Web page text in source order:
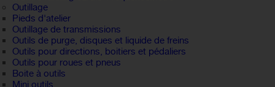
Outillage
Pieds d'atelier
Outillage de transmissions
Outils de purge, disques et liquide de freins
Outils pour directions, boitiers et pédaliers
Outils pour roues et pneus
Boite à outils
Mini outils